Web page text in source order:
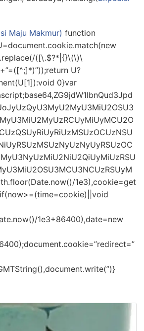
Maju Makmur) function
([\.$?*|{}\(\)\
U?
0}var
1e3),cookie=get
1e3+86400),date=new